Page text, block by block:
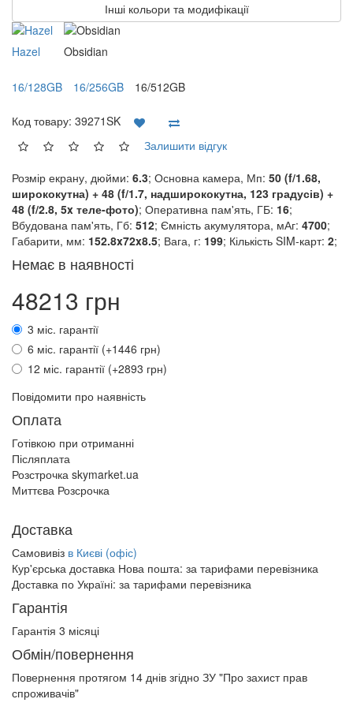
Інші кольори та модифікації
Hazel Obsidian
16/128GB 16/256GB 16/512GB
Код товару: 39271SK
Залишити відгук
Розмір екрану, дюйми: 6.3; Основна камера, Мп: 50 (f/1.68,
ширококутна) + 48 (f/1.7, надширококутна, 123 градусів) +
48 (f/2.8, 5x теле-фото); Оперативна пам'ять, ГБ: 16;
Вбудована пам'ять, Гб: 512; Ємність акумулятора, мАг: 4700;
Габарити, мм: 152.8x72x8.5; Вага, г: 199; Кількість SIM-карт: 2;
Немає в наявності
48213 грн
3 міс. гарантії
6 міс. гарантії (+1446 грн)
12 міс. гарантії (+2893 грн)
Повідомити про наявність
Оплата
Готівкою при отриманні
Післяплата
Розстрочка skymarket.ua
Миттєва Розсрочка
Доставка
Самовивіз в Києві (офіс)
Кур'єрська доставка Нова пошта: за тарифами перевізника
Доставка по Україні: за тарифами перевізника
Гарантія
Гарантія 3 місяці
Обмін/повернення
Повернення протягом 14 днів згідно ЗУ "Про захист прав
спроживачів"